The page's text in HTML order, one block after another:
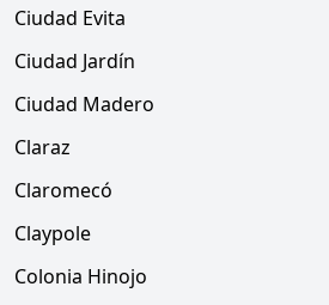
Ciudad Evita
Ciudad Jardín
Ciudad Madero
Claraz
Claromecó
Claypole
Colonia Hinojo